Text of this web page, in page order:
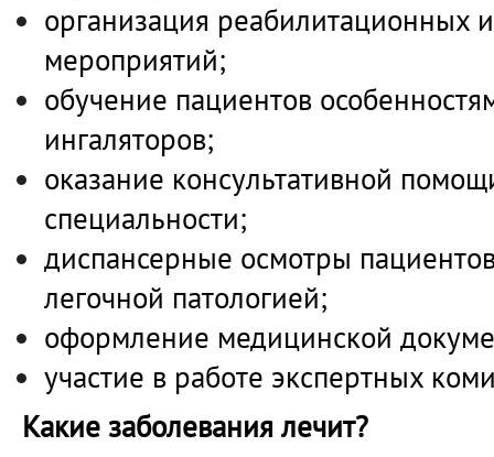
организация реабилитационных
мероприятий;
обучение пациентов
ингаляторов;
оказание консультативной
специальности;
диспансерные осмотры
легочной патологией;
оформление медицинской
участие в работе экспертных
Какие заболевания лечит?